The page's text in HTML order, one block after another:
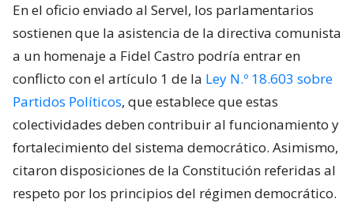
En el oficio enviado al Servel, los parlamentarios
sostienen que la asistencia de la directiva comunista
a un homenaje a Fidel Castro podría entrar en
conflicto con el artículo 1 de la Ley N.º 18.603 sobre
Partidos Políticos, que establece que estas
colectividades deben contribuir al funcionamiento y
fortalecimiento del sistema democrático. Asimismo,
citaron disposiciones de la Constitución referidas al
respeto por los principios del régimen democrático.